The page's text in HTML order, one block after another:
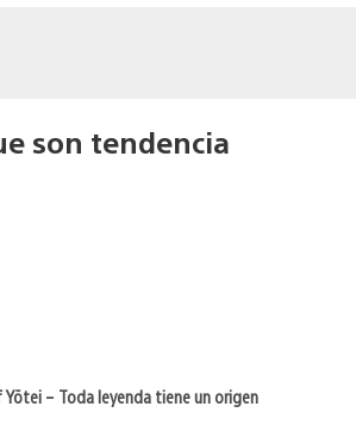
son tendencia
– Toda leyenda tiene un origen